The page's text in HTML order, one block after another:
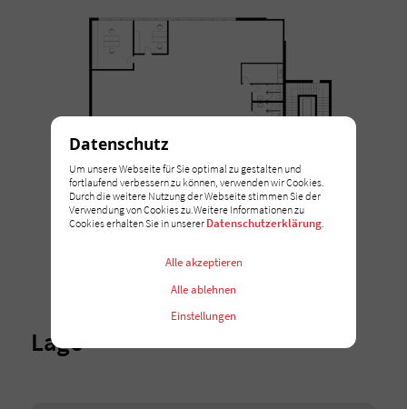
Lage
Datenschutz
Um unsere Webseite für Sie optimal zu gestalten und
fortlaufend verbessern zu können, verwenden wir Cookies.
Durch die weitere Nutzung der Webseite stimmen Sie der
Verwendung von Cookies zu.Weitere Informationen zu
Cookies erhalten Sie in unserer Datenschutzerklärung.
Einstellungen
Alle ablehnen
Alle akzeptieren